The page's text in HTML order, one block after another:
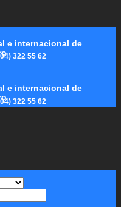
e internacional de
322 55 62
e internacional de
322 55 62